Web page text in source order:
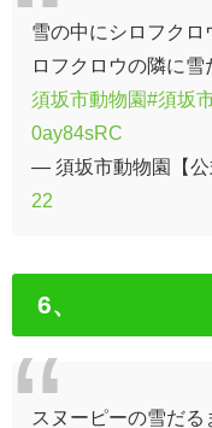
雪の中にシロフク
ロフクロウの隣に
須坂市動物園#須坂
0ay84sRC
— 須坂市動物園【
22
6、
スヌーピーの雪だる